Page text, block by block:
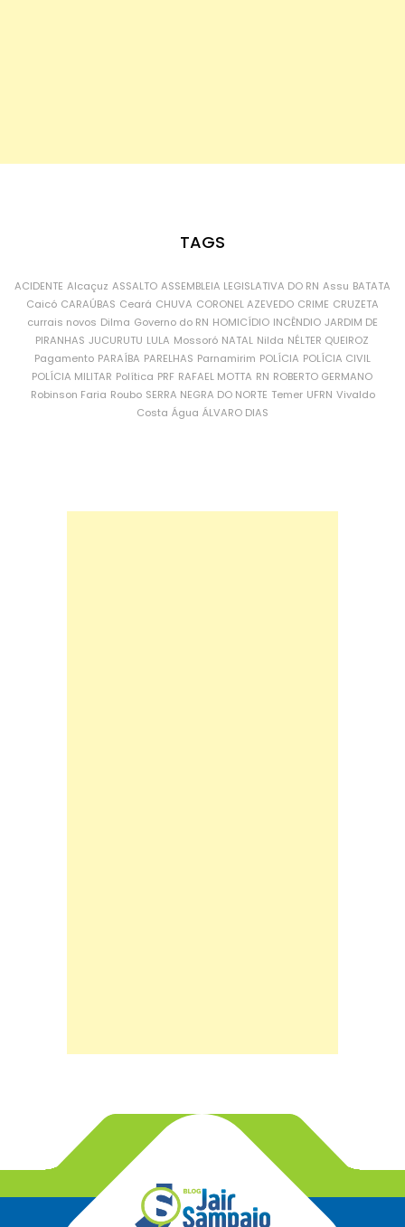
TAGS
ACIDENTE Alcaçuz ASSALTO ASSEMBLEIA LEGISLATIVA DO RN Assu BATATA
Caicó CARAÚBAS Ceará CHUVA CORONEL AZEVEDO CRIME CRUZETA
currais novos Dilma Governo do RN HOMICÍDIO INCÊNDIO JARDIM DE
PIRANHAS JUCURUTU LULA Mossoró NATAL Nilda NÉLTER QUEIROZ
Pagamento PARAÍBA PARELHAS Parnamirim POLÍCIA POLÍCIA CIVIL
POLÍCIA MILITAR Política PRF RAFAEL MOTTA RN ROBERTO GERMANO
Robinson Faria Roubo SERRA NEGRA DO NORTE Temer UFRN Vivaldo
Costa Água ÁLVARO DIAS